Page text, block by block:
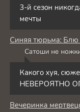
3-й сезон
мечты
Сатоши не
Какого хуя,
НЕВЕРОЯТНО
Вечеринка